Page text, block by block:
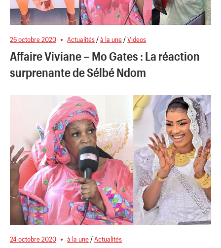
26 octobre 2020 Actualités /à la une /Videos
Affaire Viviane – Mo Gates : La réaction
surprenante de Sélbé Ndom
24 octobre 2020 à la une /Actualités